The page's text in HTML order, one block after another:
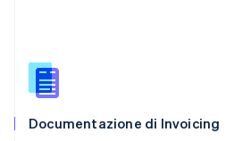
Documentazione di Invoicing
English
Slovacchia
Slovenia